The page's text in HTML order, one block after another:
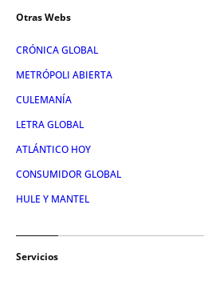
Otras Webs
CRÓNICA GLOBAL
METRÓPOLI ABIERTA
CULEMANÍA
LETRA GLOBAL
ATLÁNTICO HOY
CONSUMIDOR GLOBAL
HULE Y MANTEL
Servicios